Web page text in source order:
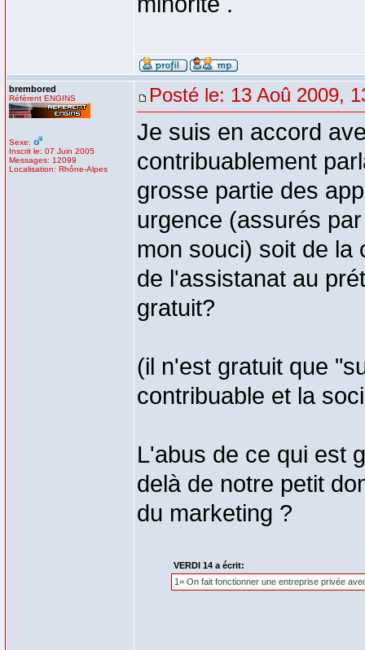
brembored
Référent ENGINS
Sexe:
Inscrit le: 07 Juin 2005
Messages: 12099
Localisation: Rhône-Alpes
Posté le: 13 Aoû 2009,
Je suis en accord
contribuablement
grosse partie des
urgence (assurés
mon souci) soit de la
de l'assistanat au
gratuit?
(il n'est gratuit que
contribuable et la
L'abus de ce qui est
delà de notre petit
du marketing ?
VERDI 14 a écrit:
1= On fait fonctionner une entreprise privée